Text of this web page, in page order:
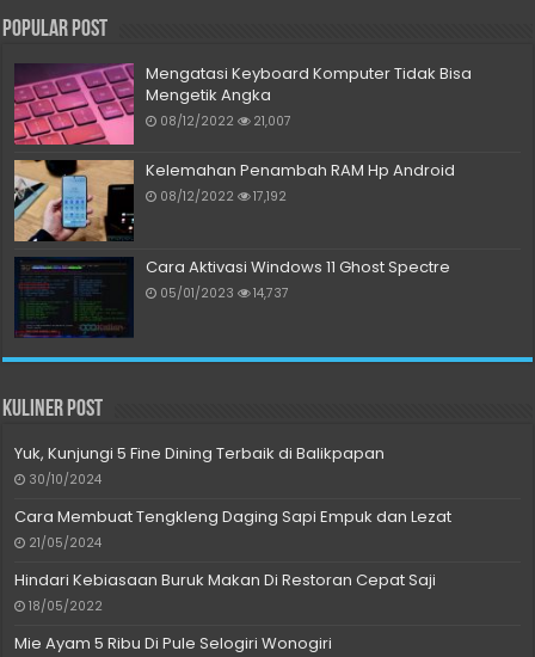
Popular Post
Mengatasi Keyboard Komputer Tidak Bisa
Mengetik Angka
08/12/2022 21,007
Kelemahan Penambah RAM Hp Android
08/12/2022 17,192
Cara Aktivasi Windows 11 Ghost Spectre
05/01/2023 14,737
Kuliner Post
Yuk, Kunjungi 5 Fine Dining Terbaik di Balikpapan
30/10/2024
Cara Membuat Tengkleng Daging Sapi Empuk dan Lezat
21/05/2024
Hindari Kebiasaan Buruk Makan Di Restoran Cepat Saji
18/05/2022
Mie Ayam 5 Ribu Di Pule Selogiri Wonogiri